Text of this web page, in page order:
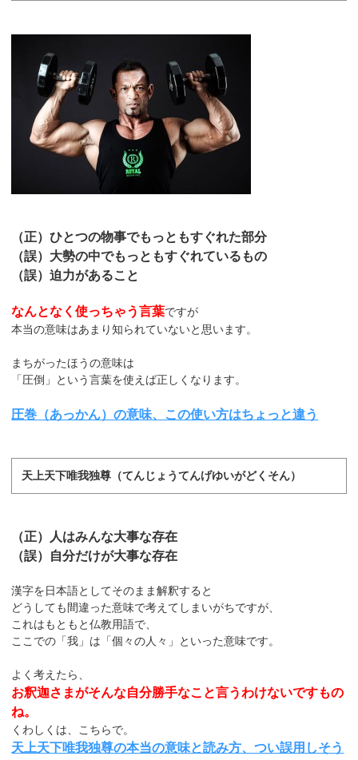
（正）ひとつの物事でもっともすぐれた部分
（誤）大勢の中でもっともすぐれているもの
（誤）迫力があること
なんとなく使っちゃう言葉ですが
本当の意味はあまり知られていないと思います。
まちがったほうの意味は
「圧倒」という言葉を使えば正しくなります。
圧巻（あっかん）の意味、この使い方はちょっと違う
天上天下唯我独尊（てんじょうてんげゆいがどくそん）
（正）人はみんな大事な存在
（誤）自分だけが大事な存在
漢字を日本語としてそのまま解釈すると
どうしても間違った意味で考えてしまいがちですが、
これはもともと仏教用語で、
ここでの「我」は「個々の人々」といった意味です。
よく考えたら、
お釈迦さまがそんな自分勝手なこと言うわけないですもの
ね。
くわしくは、こちらで。
天上天下唯我独尊の本当の意味と読み方、つい誤用しそう